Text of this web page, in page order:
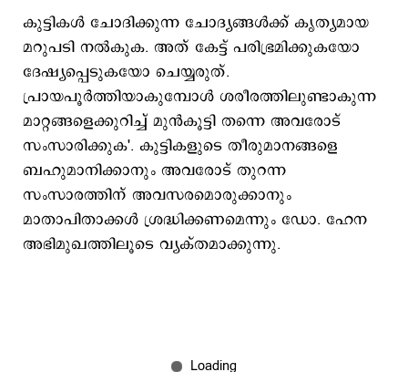
കുട്ടികൾ ചോദിക്കുന്ന ചോദ്യങ്ങൾക്ക് കൃത്യമായ
മറുപടി നൽകുക. അത് കേട്ട് പരിഭ്രമിക്കുകയോ
ദേഷ്യപ്പെടുകയോ ചെയ്യരുത്.
പ്രായപൂർത്തിയാകുമ്പോൾ ശരീരത്തിലുണ്ടാകുന്ന
മാറ്റങ്ങളെക്കുറിച്ച് മുൻകൂട്ടി തന്നെ അവരോട്
സംസാരിക്കുക'. കുട്ടികളുടെ തീരുമാനങ്ങളെ
ബഹുമാനിക്കാനും അവരോട് തുറന്ന
സംസാരത്തിന് അവസരമൊരുക്കാനും
മാതാപിതാക്കൾ ശ്രദ്ധിക്കണമെന്നും ഡോ. ഹേന
അഭിമുഖത്തിലൂടെ വ്യക്തമാക്കുന്നു.